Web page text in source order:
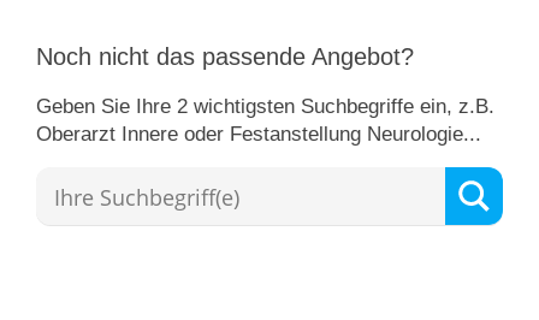
Noch nicht das passende Angebot?
Geben Sie Ihre 2 wichtigsten Suchbegriffe ein, z.B.
Oberarzt Innere oder Festanstellung Neurologie...